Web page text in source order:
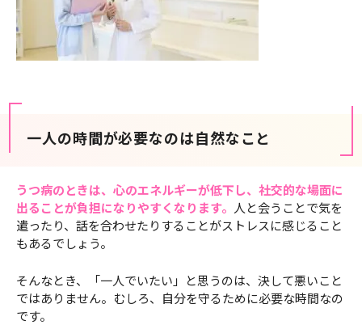
一人の時間が必要なのは自然なこと
うつ病のときは、心のエネルギーが低下し、社交的な場面に
出ることが負担になりやすくなります。 人と会うことで気を
遣ったり、話を合わせたりすることがストレスに感じること
もあるでしょう。
そんなとき、「一人でいたい」と思うのは、決して悪いこと
ではありません。むしろ、自分を守るために必要な時間なの
です。